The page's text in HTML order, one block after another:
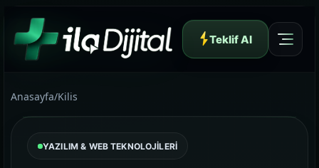
Teklif Al
Anasayfa/Kilis
YAZILIM & WEB TEKNOLOJİLERİ